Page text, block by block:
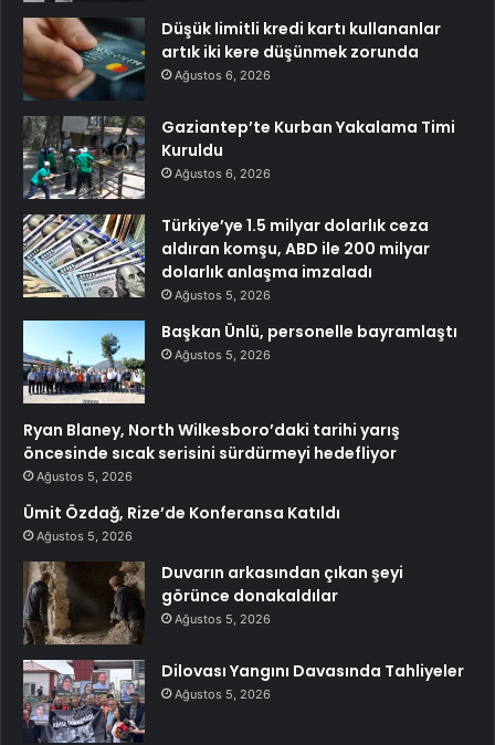
Düşük limitli kredi kartı kullananlar
artık iki kere düşünmek zorunda
Ağustos 6, 2026
Gaziantep’te Kurban Yakalama Timi
Kuruldu
Ağustos 6, 2026
Türkiye’ye 1.5 milyar dolarlık ceza
aldıran komşu, ABD ile 200 milyar
dolarlık anlaşma imzaladı
Ağustos 5, 2026
Başkan Ünlü, personelle bayramlaştı
Ağustos 5, 2026
Ryan Blaney, North Wilkesboro’daki tarihi yarış
öncesinde sıcak serisini sürdürmeyi hedefliyor
Ağustos 5, 2026
Ümit Özdağ, Rize’de Konferansa Katıldı
Ağustos 5, 2026
Duvarın arkasından çıkan şeyi
görünce donakaldılar
Ağustos 5, 2026
Dilovası Yangını Davasında Tahliyeler
Ağustos 5, 2026